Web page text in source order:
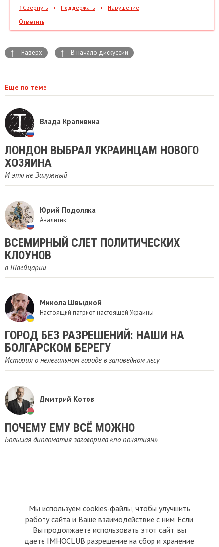
↑ Свернуть • Поддержать • Нарушение
Ответить
↑ Наверх ↑ В начало дискуссии
Еще по теме
Влада Крапивина
​ЛОНДОН ВЫБРАЛ УКРАИНЦАМ НОВОГО
ХОЗЯИНА
И это не Залужный
Юрий Подоляка
Аналитик
ВСЕМИРНЫЙ СЛЕТ ПОЛИТИЧЕСКИХ
КЛОУНОВ
в Швейцарии
Микола Швыдкой
Настоящий патриот настоящей Украины
ГОРОД БЕЗ РАЗРЕШЕНИЙ: НАШИ НА
БОЛГАРСКОМ БЕРЕГУ
История о нелегальном городе в заповедном лесу
Дмитрий Котов
ПОЧЕМУ ЕМУ ВСЁ МОЖНО
Большая дипломатия заговорила «по понятиям»
О сайте
Условия пользования
Прямая связь с
Председателем
Прямая связь c членами клуба
Реклама
Мы используем cookies-файлы, чтобы улучшить
работу сайта и Ваше взаимодействие с ним. Если
Вы продолжаете использовать этот сайт, вы
даете IMHOCLUB разрешение на сбор и хранение